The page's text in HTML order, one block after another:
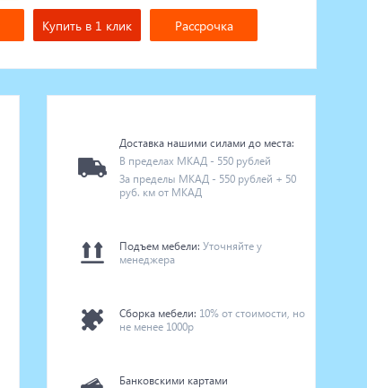
Купить в 1 клик Рассрочка
Доставка нашими силами до места:
В пределах МКАД - 550 рублей
За пределы МКАД - 550 рублей + 50
руб. км от МКАД
Подъем мебели: Уточняйте у
менеджера
Сборка мебели: 10% от стоимости, но
не менее 1000р
Банковскими картами